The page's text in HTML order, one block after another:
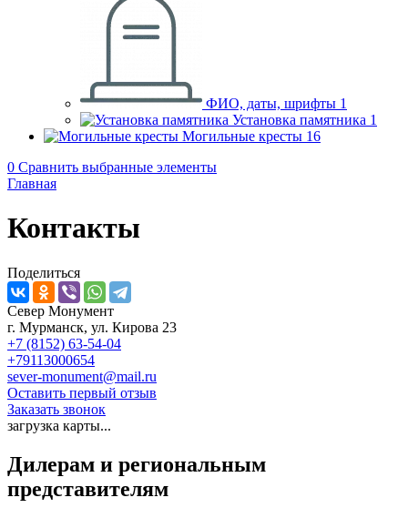
ФИО, даты, шрифты 1
Установка памятника 1
Могильные кресты 16
0 Сравнить выбранные элементы
Главная
Контакты
Поделиться
Север Монумент
г. Мурманск, ул. Кирова 23
+7 (8152) 63-54-04
+79113000654
sever-monument@mail.ru
Оставить первый отзыв
Заказать звонок
загрузка карты...
Дилерам и региональным
представителям